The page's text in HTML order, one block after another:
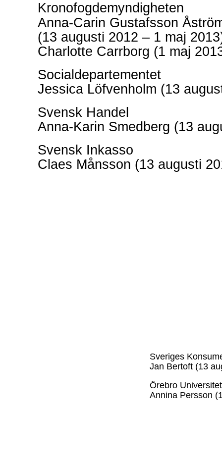
Kronofogdemyndigheten
Anna-Carin Gustafsson
(13 augusti 2012 – 1 maj
Charlotte Carrborg (1 maj
Socialdepartementet
Jessica Löfvenholm (13
Svensk Handel
Anna-Karin Smedberg (13
Svensk Inkasso
Claes Månsson (13 augusti
Sveriges
Jan Bertoft (13
Örebro Universitet
Annina Persson